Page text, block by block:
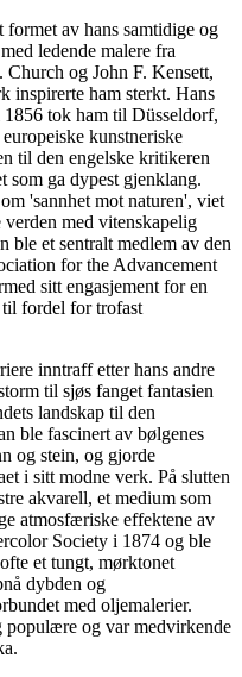
av hans samtidige og
ledende malere fra
og John F. Kensett,
inspirerte ham sterkt. Hans
tok ham til Düsseldorf,
kunstneriske
til den engelske kritikeren
som ga dypest gjenklang.
'sannhet mot naturen', viet
med vitenskapelig
et sentralt medlem av den
for the Advancement
sitt engasjement for en
fordel for trofast
inntraff etter hans andre
til sjøs fanget fantasien
landskap til den
ble fascinert av bølgenes
og stein, og gjorde
i sitt modne verk. På slutten
akvarell, et medium som
atmosfæriske effektene av
Society i 1874 og ble
et tungt, mørktonet
dybden og
med oljemalerier.
populære og var medvirkende